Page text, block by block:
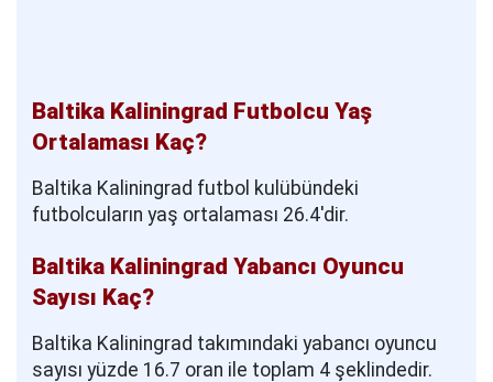
Baltika Kaliningrad Futbolcu Yaş
Ortalaması Kaç?
Baltika Kaliningrad futbol kulübündeki
futbolcuların yaş ortalaması 26.4'dir.
Baltika Kaliningrad Yabancı Oyuncu
Sayısı Kaç?
Baltika Kaliningrad takımındaki yabancı oyuncu
sayısı yüzde 16.7 oran ile toplam 4 şeklindedir.